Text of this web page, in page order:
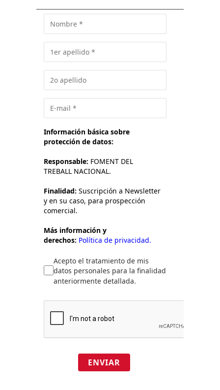
Información básica sobre
protección de datos:
Responsable: FOMENT DEL
TREBALL NACIONAL.
Finalidad: Suscripción a Newsletter
y en su caso, para prospección
comercial.
Más información y
derechos: Política de privacidad.
Acepto el tratamiento de mis
datos personales para la finalidad
anteriormente detallada.
ENVIAR